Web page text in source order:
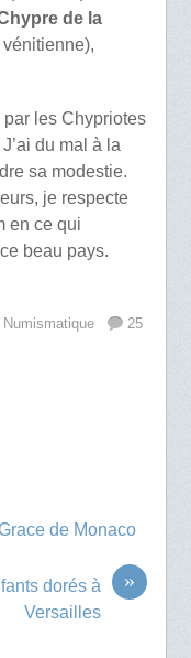
de la
par les Chypriotes
du mal à la
sa modestie.
je respecte
en ce qui
beau pays.
Numismatique
25
de Monaco
»
dorés à
Versailles